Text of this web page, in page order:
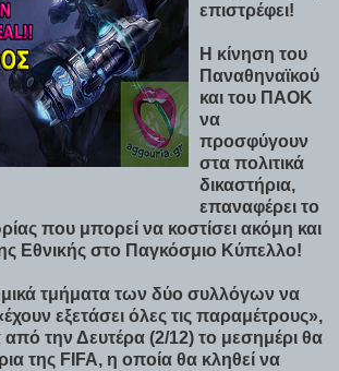
επιστρέφει!
Η κίνηση του
Παναθηναϊκού
και του ΠΑΟΚ
να
προσφύγουν
στα πολιτικά
δικαστήρια,
επαναφέρει το
που μπορεί να κοστίσει ακόμη και
Εθνικής στο Παγκόσμιο Κύπελλο!
τμήματα των δύο συλλόγων να
εξετάσει όλες τις παραμέτρους»,
την Δευτέρα (2/12) το μεσημέρι θα
της FIFA, η οποία θα κληθεί να